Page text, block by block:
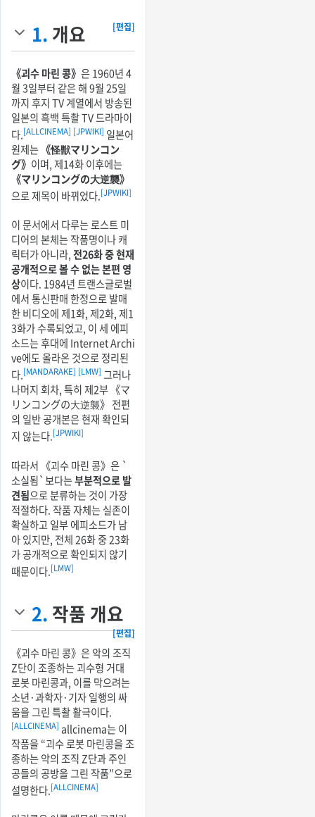
1. 개요 [편집]
《괴수 마린 콩》 은 1960년 4
월 3일부터 같은 해 9월 25일
까지 후지 TV 계열에서 방송된
일본의 흑백 특촬 TV 드라마이
다.[ALLCINEMA] [JPWIKI] 일본어
원제는 《怪獣マリンコン
グ》 이며, 제14화 이후에는
《マリンコングの大逆襲》
으로 제목이 바뀌었다.[JPWIKI]
이 문서에서 다루는 로스트 미
디어의 본체는 작품명이나 캐
릭터가 아니라,전26화 중 현재
공개적으로 볼 수 없는 본편 영
상이다. 1984년 트랜스글로벌
에서 통신판매 한정으로 발매
한 비디오에 제1화, 제2화, 제1
3화가 수록되었고, 이 세 에피
소드는 후대에 Internet Archi
ve에도 올라온 것으로 정리된
다.[MANDARAKE] [LMW] 그러나
나머지 회차, 특히 제2부 《マ
リンコングの大逆襲》 전편
의 일반 공개본은 현재 확인되
지 않는다.[JPWIKI]
따라서 《괴수 마린 콩》은 `
소실됨`보다는부분적으로 발
견됨으로 분류하는 것이 가장
적절하다. 작품 자체는 실존이
확실하고 일부 에피소드가 남
아 있지만, 전체 26화 중 23화
가 공개적으로 확인되지 않기
때문이다.[LMW]
2. 작품 개요
[편집]
《괴수 마린 콩》은 악의 조직
Z단이 조종하는 괴수형 거대
로봇 마린콩과, 이를 막으려는
소년·과학자·기자 일행의 싸
움을 그린 특촬 활극이다.
[ALLCINEMA] allcinema는 이
작품을 “괴수 로봇 마린콩을 조
종하는 악의 조직 Z단과 주인
공들의 공방을 그린 작품”으로
설명한다.[ALLCINEMA]